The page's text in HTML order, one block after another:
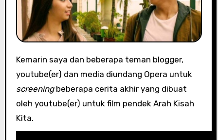
Kemarin saya dan beberapa teman blogger,
youtube(er) dan media diundang Opera untuk
screeningbeberapa cerita akhir yang dibuat
oleh youtube(er) untuk film pendek Arah Kisah
Kita.